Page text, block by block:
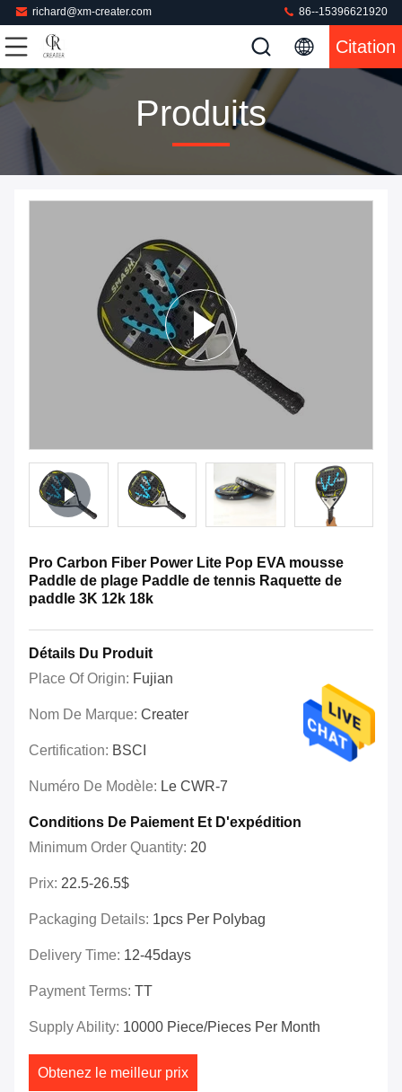
richard@xm-creater.com 86--15396621920
Citation
Produits
Pro Carbon Fiber Power Lite Pop EVA mousse
Paddle de plage Paddle de tennis Raquette de
paddle 3K 12k 18k
Détails Du Produit
Place Of Origin: Fujian
Nom De Marque: Creater
Certification: BSCI
Numéro De Modèle: Le CWR-7
Conditions De Paiement Et D'expédition
Minimum Order Quantity: 20
Prix: 22.5-26.5$
Packaging Details: 1pcs Per Polybag
Delivery Time: 12-45days
Payment Terms: TT
Supply Ability: 10000 Piece/Pieces Per Month
Obtenez le meilleur prix